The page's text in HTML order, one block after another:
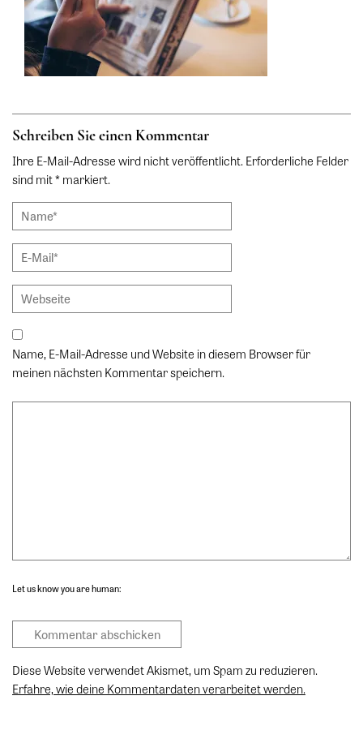
Schreiben Sie einen Kommentar
Ihre E-Mail-Adresse wird nicht veröffentlicht. Erforderliche Felder
sind mit * markiert.
Name, E-Mail-Adresse und Website in diesem Browser für
meinen nächsten Kommentar speichern.
Let us know you are human:
Diese Website verwendet Akismet, um Spam zu reduzieren.
Erfahre, wie deine Kommentardaten verarbeitet werden.